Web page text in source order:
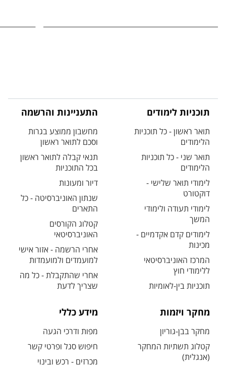
תוכניות לימודים
תואר ראשון - כל תוכניות
הלימודים
תואר שני - כל תוכניות
הלימודים
לימודי תואר שלישי -
דוקטורט
לימודי תעודה ולימודי
המשך
לימודים קדם אקדמיים -
מכינות
המרכז האוניברסיטאי
ללימודי חוץ
תוכניות בין-לאומיות
התעניינות והרשמה
מחשבון ממוצע בגרות
וסכם לתואר ראשון
תנאי קבלה לתואר ראשון
בכל התוכניות
דיור ומעונות
שנתון האוניברסיטה - כל
התארים
קטלוג הקורסים
האוניברסיטאי
אחרי הרשמה - אזור אישי
למועמדים ולמועמדות
אחרי שהתקבלת - כל מה
שצריך לדעת
מחקר ויזמות
מחקר בבן-גוריון
קטלוג תשתיות המחקר
(אנגלית)
מידע כללי
מפות ודרכי הגעה
חיפוש סגל ופרטי קשר
מכרזים - רכש ובינוי